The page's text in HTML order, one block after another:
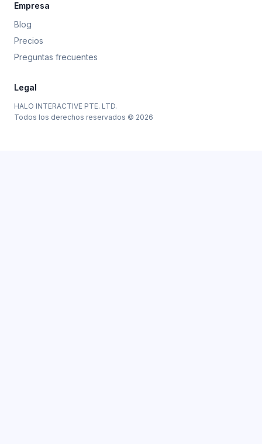
Empresa
Blog
Precios
Preguntas frecuentes
Legal
HALO INTERACTIVE PTE. LTD.
Todos los derechos reservados © 2026